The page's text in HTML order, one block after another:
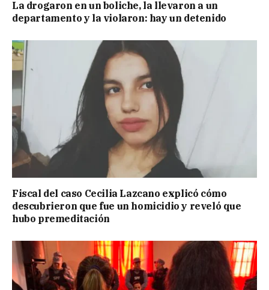
La drogaron en un boliche, la llevaron a un
departamento y la violaron: hay un detenido
Fiscal del caso Cecilia Lazcano explicó cómo
descubrieron que fue un homicidio y reveló que
hubo premeditación